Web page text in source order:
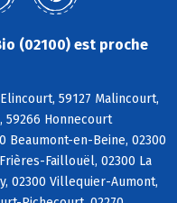
(02100) est proche
59127 Malincourt,
59266 Honnecourt
Beaumont-en-Beine, 02300
Faillouël, 02300 La
02300 Villequier-Aumont,